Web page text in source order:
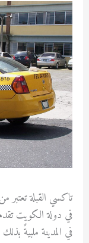
تاكسي القبلة تعتبر
في دولة الكويت
في المدينة ملبيةً